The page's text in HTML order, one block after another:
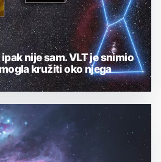
nije sam. VLT je snimio
kružiti oko njega